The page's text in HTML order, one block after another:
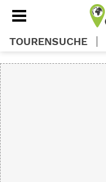
TOURENSUCHE